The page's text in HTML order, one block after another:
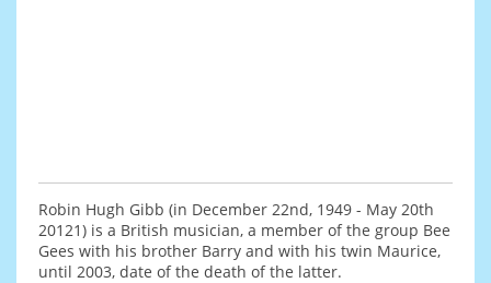
Robin Hugh Gibb (in December 22nd, 1949 - May 20th
20121) is a British musician, a member of the group Bee
Gees with his brother Barry and with his twin Maurice,
until 2003, date of the death of the latter.